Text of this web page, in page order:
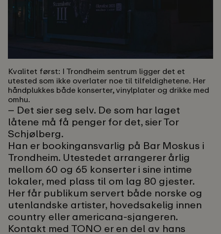
Kvalitet først: I Trondheim sentrum ligger det et
utested som ikke overlater noe til tilfeldighetene. Her
håndplukkes både konserter, vinylplater og drikke med
omhu.
– Det sier seg selv. De som har laget
låtene må få penger for det, sier Tor
Schjølberg.
Han er bookingansvarlig på Bar Moskus i
Trondheim. Utestedet arrangerer årlig
mellom 60 og 65 konserter i sine intime
lokaler, med plass til om lag 80 gjester.
Her får publikum servert både norske og
utenlandske artister, hovedsakelig innen
country eller americana-sjangeren.
Kontakt med TONO er en del av hans